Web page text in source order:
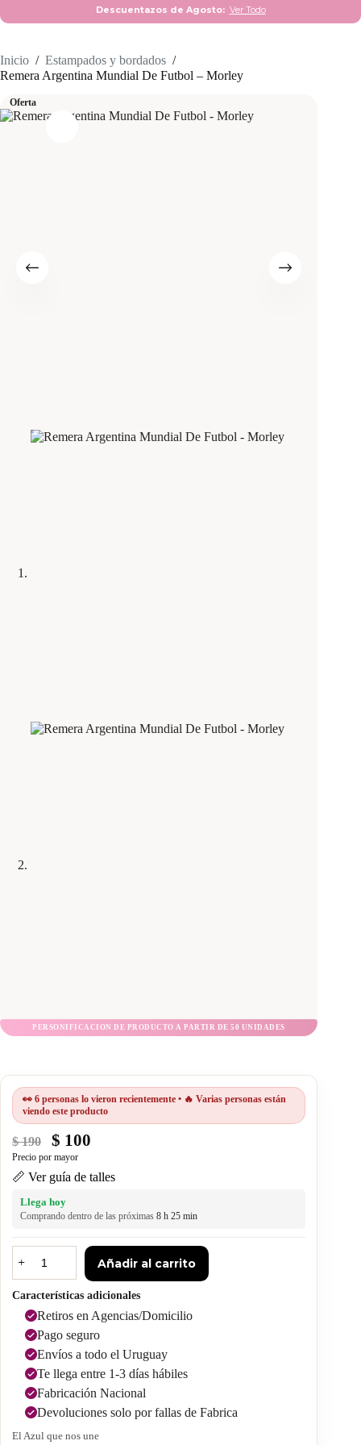
Descuentazos de Agosto: Ver Todo
Inicio / Estampados y bordados /
Remera Argentina Mundial De Futbol – Morley
Oferta
👀 6 personas lo vieron recientemente • 🔥 Varias personas están
viendo este producto
$190 $ 100
📏 Ver guía de talles
Llega hoy
Comprando dentro de las próximas 8 h 25 min
Añadir al carrito
Características adicionales
Retiros en Agencias/Domicilio
Pago seguro
Envíos a todo el Uruguay
Te llega entre 1-3 días hábiles
Fabricación Nacional
Devoluciones solo por fallas de Fabrica
El Azul que nos une